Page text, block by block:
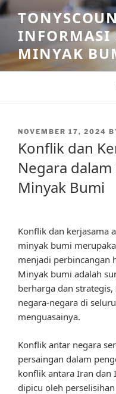
Skip
to
contentINFORMASI
MINYAK
POSTED
NOVEMBER 17, 2024
Konflik dan
Negara
Minyak Bumi
Konflik dan kerjasama
minyak bumi
menjadi perbincangan
Minyak bumi adalah
berharga dan
negara-negara di
menguasainya.
Konflik antar negara
persaingan dalam
konflik antara Iran dan
dipicu oleh